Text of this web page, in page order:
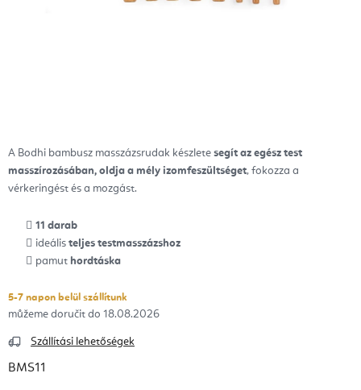
A Bodhi bambusz masszázsrudak készlete segít az egész test
masszírozásában, oldja a mély izomfeszültséget, fokozza a
vérkeringést és a mozgást.
11 darab
ideális teljes testmasszázshoz
pamut hordtáska
5-7 napon belül szállítunk
18.08.2026
Szállítási lehetőségek
BMS11